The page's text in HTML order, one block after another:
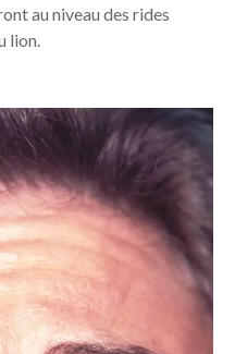
au niveau des rides
lion.